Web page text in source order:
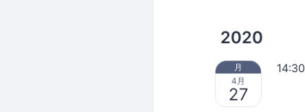
2020
月
4月
27
14:30